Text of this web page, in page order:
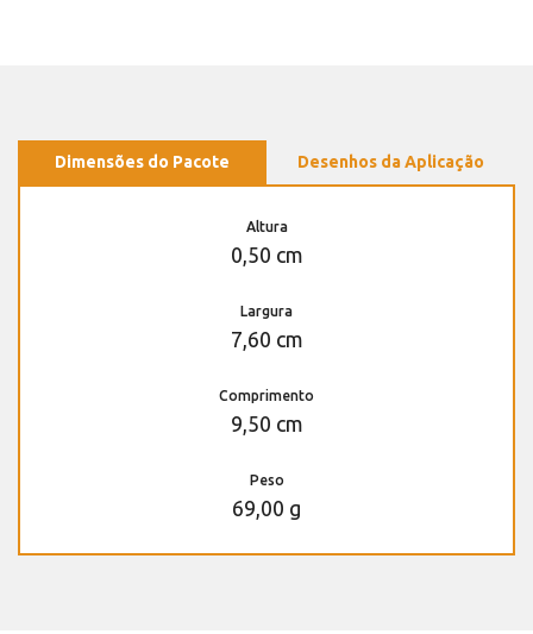
Dimensões do Pacote Desenhos da Aplicação
Altura
0,50 cm
Largura
7,60 cm
Comprimento
9,50 cm
Peso
69,00 g